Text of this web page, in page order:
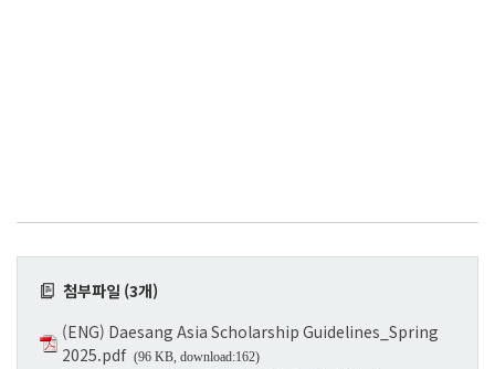
첨부파일 (3개)
(ENG) Daesang Asia Scholarship Guidelines_Spring
2025.pdf (96 KB, download:162)